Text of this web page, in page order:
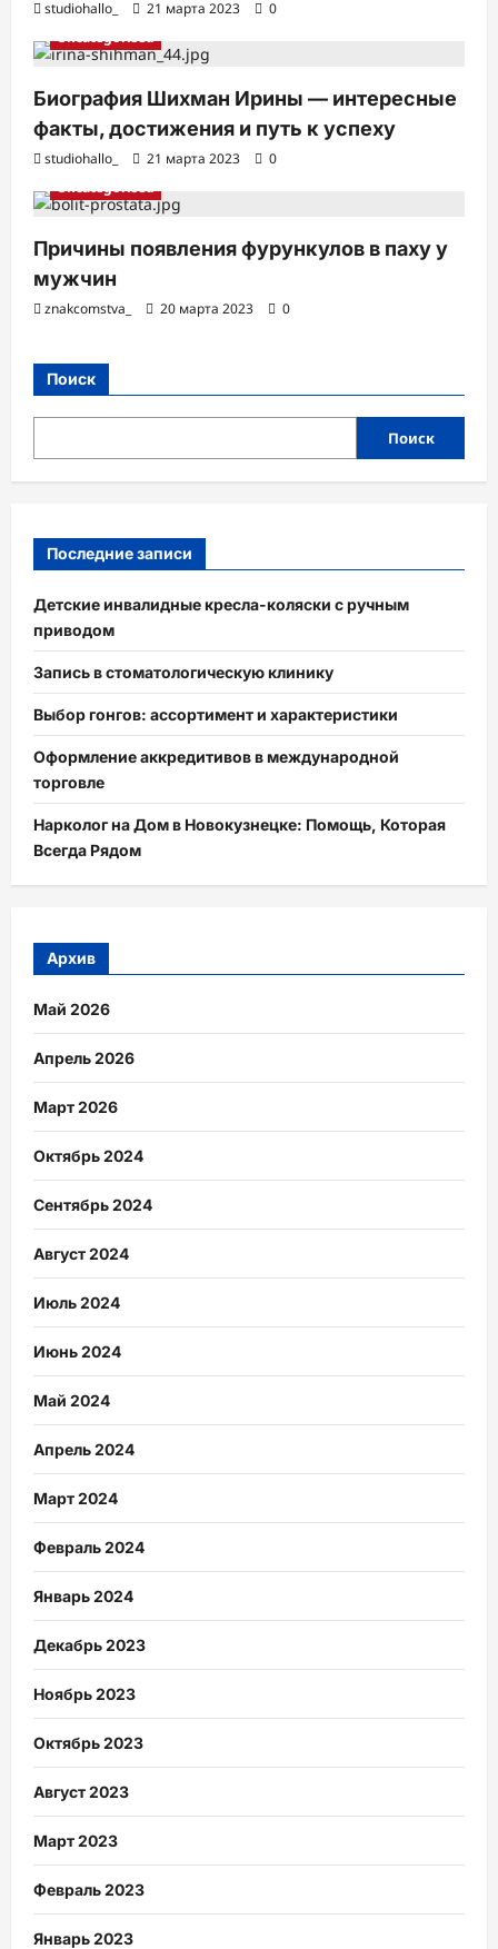
studiohallo_ 21 марта 2023
0
Uncategorised
Биография Шихман Ирины — интересные
факты, достижения и путь к успеху
studiohallo_ 21 марта 2023
0
Uncategorised
Причины появления фурункулов в паху у
мужчин
znakcomstva_ 20 марта 2023 0
Поиск
Поиск
Последние записи
Детские инвалидные кресла-коляски с ручным
приводом
Запись в стоматологическую клинику
Выбор гонгов: ассортимент и характеристики
Оформление аккредитивов в международной
торговле
Нарколог на Дом в Новокузнецке: Помощь, Которая
Всегда Рядом
Архив
Май 2026
Апрель 2026
Март 2026
Октябрь 2024
Сентябрь 2024
Август 2024
Июль 2024
Июнь 2024
Май 2024
Апрель 2024
Март 2024
Февраль 2024
Январь 2024
Декабрь 2023
Ноябрь 2023
Октябрь 2023
Август 2023
Март 2023
Февраль 2023
Январь 2023